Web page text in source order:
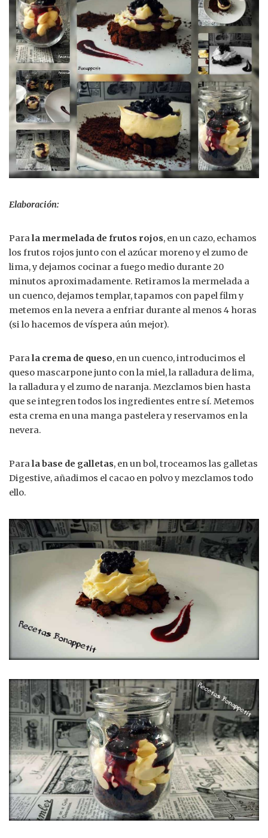
Elaboración:
Parala mermelada de frutos rojos, en un cazo, echamos
los frutos rojos junto con el azúcar moreno y el zumo de
lima, y dejamos cocinar a fuego medio durante 20
minutos aproximadamente. Retiramos la mermelada a
un cuenco, dejamos templar, tapamos con papel film y
metemos en la nevera a enfriar durante al menos 4 horas
(si lo hacemos de víspera aún mejor).
Parala crema de queso, en un cuenco, introducimos el
queso mascarpone junto con la miel, la ralladura de lima,
la ralladura y el zumo de naranja. Mezclamos bien hasta
que se integren todos los ingredientes entre sí. Metemos
esta crema en una manga pastelera y reservamos en la
nevera.
Parala base de galletas, en un bol, troceamos las galletas
Digestive, añadimos el cacao en polvo y mezclamos todo
ello.